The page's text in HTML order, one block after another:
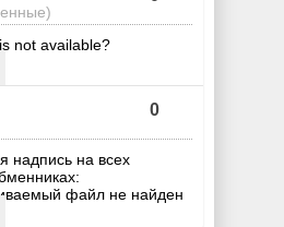
not available?
0
надпись на всех
файл не найден